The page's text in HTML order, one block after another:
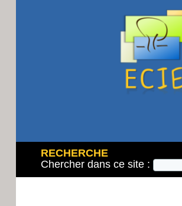
RECHERCHE
Chercher dans ce site :